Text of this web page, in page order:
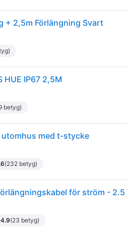
+ 2,5m Förlängning Svart
HUE IP67 2,5M
betyg)
utomhus med t-stycke
(232 betyg)
4.9(23 betyg)